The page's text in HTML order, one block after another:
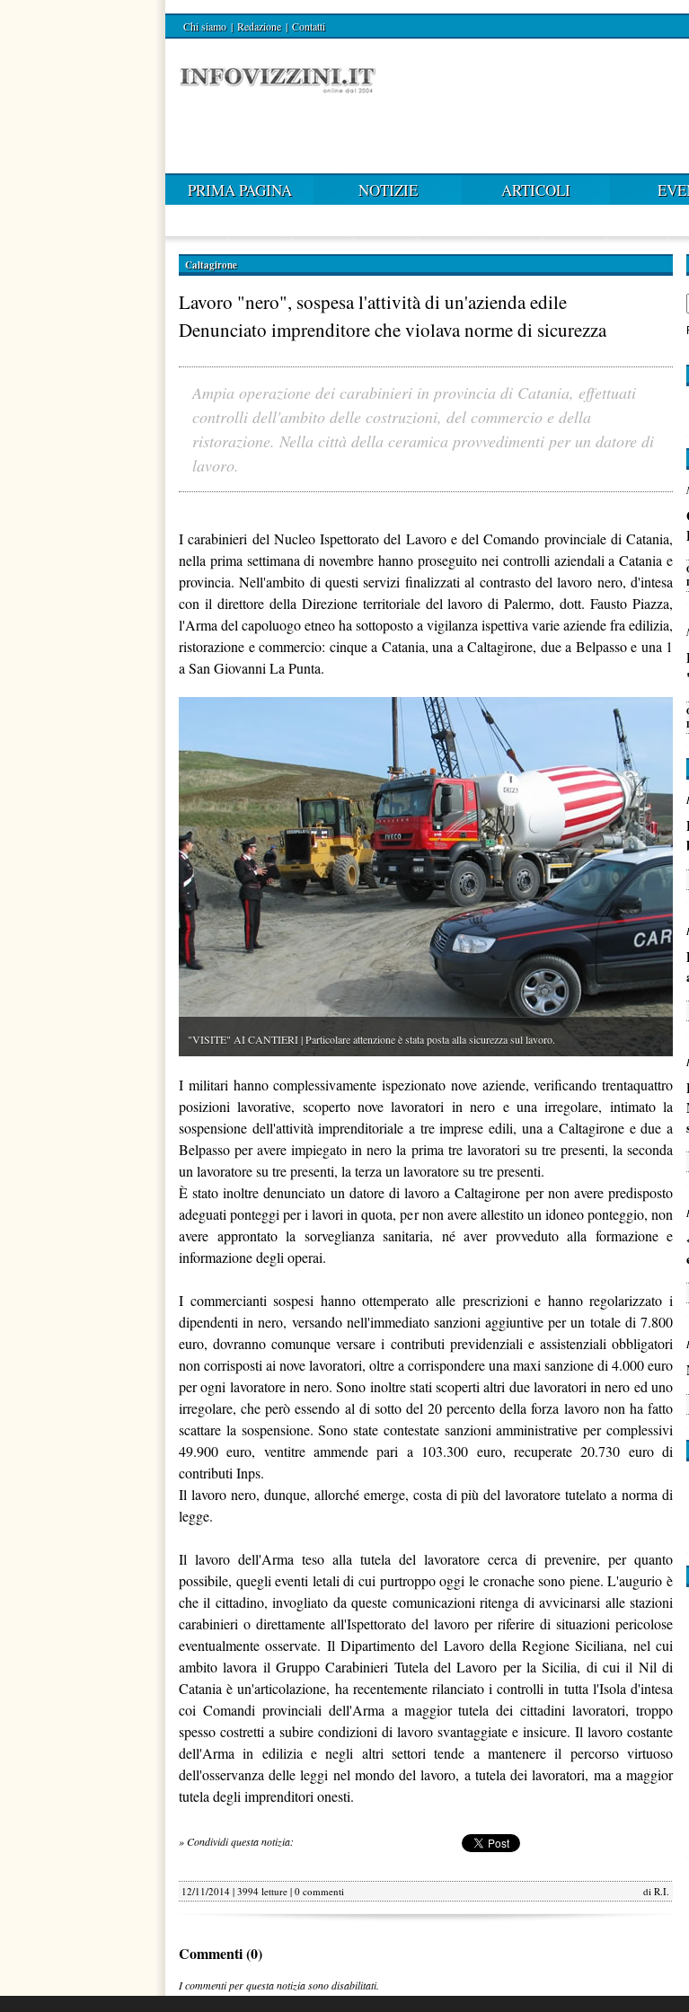
Chi siamo | Redazione | Contatti
PRIMA PAGINA NOTIZIE ARTICOLI
Caltagirone
Lavoro "nero", sospesa l'attività di un'azienda edile
Denunciato imprenditore che violava norme di sicurezza
Ampia operazione dei carabinieri in provincia di Catania, effettuati
controlli dell'ambito delle costruzioni, del commercio e della
ristorazione. Nella città della ceramica provvedimenti per un datore di
lavoro.
I carabinieri del Nucleo Ispettorato del Lavoro e del Comando provinciale di Catania,
nella prima settimana di novembre hanno proseguito nei controlli aziendali a Catania e
provincia. Nell'ambito di questi servizi finalizzati al contrasto del lavoro nero, d'intesa
con il direttore della Direzione territoriale del lavoro di Palermo, dott. Fausto Piazza,
l'Arma del capoluogo etneo ha sottoposto a vigilanza ispettiva varie aziende fra edilizia,
ristorazione e commercio: cinque a Catania, una a Caltagirone, due a Belpasso e una 1
a San Giovanni La Punta.
"VISITE" AI CANTIERI | Particolare attenzione è stata posta alla sicurezza sul lavoro.
I militari hanno complessivamente ispezionato nove aziende, verificando trentaquattro
posizioni lavorative, scoperto nove lavoratori in nero e una irregolare, intimato la
sospensione dell'attività imprenditoriale a tre imprese edili, una a Caltagirone e due a
Belpasso per avere impiegato in nero la prima tre lavoratori su tre presenti, la seconda
un lavoratore su tre presenti, la terza un lavoratore su tre presenti.
È stato inoltre denunciato un datore di lavoro a Caltagirone per non avere predisposto
adeguati ponteggi per i lavori in quota, per non avere allestito un idoneo ponteggio, non
avere approntato la sorveglianza sanitaria, né aver provveduto alla formazione e
informazione degli operai.
I commercianti sospesi hanno ottemperato alle prescrizioni e hanno regolarizzato i
dipendenti in nero, versando nell'immediato sanzioni aggiuntive per un totale di 7.800
euro, dovranno comunque versare i contributi previdenziali e assistenziali obbligatori
non corrisposti ai nove lavoratori, oltre a corrispondere una maxi sanzione di 4.000 euro
per ogni lavoratore in nero. Sono inoltre stati scoperti altri due lavoratori in nero ed uno
irregolare, che però essendo al di sotto del 20 percento della forza lavoro non ha fatto
scattare la sospensione. Sono state contestate sanzioni amministrative per complessivi
49.900 euro, ventitre ammende pari a 103.300 euro, recuperate 20.730 euro di
contributi Inps.
Il lavoro nero, dunque, allorché emerge, costa di più del lavoratore tutelato a norma di
legge.
Il lavoro dell'Arma teso alla tutela del lavoratore cerca di prevenire, per quanto
possibile, quegli eventi letali di cui purtroppo oggi le cronache sono piene. L'augurio è
che il cittadino, invogliato da queste comunicazioni ritenga di avvicinarsi alle stazioni
carabinieri o direttamente all'Ispettorato del lavoro per riferire di situazioni pericolose
eventualmente osservate. Il Dipartimento del Lavoro della Regione Siciliana, nel cui
ambito lavora il Gruppo Carabinieri Tutela del Lavoro per la Sicilia, di cui il Nil di
Catania è un'articolazione, ha recentemente rilanciato i controlli in tutta l'Isola d'intesa
coi Comandi provinciali dell'Arma a maggior tutela dei cittadini lavoratori, troppo
spesso costretti a subire condizioni di lavoro svantaggiate e insicure. Il lavoro costante
dell'Arma in edilizia e negli altri settori tende a mantenere il percorso virtuoso
dell'osservanza delle leggi nel mondo del lavoro, a tutela dei lavoratori, ma a maggior
tutela degli imprenditori onesti.
» Condividi questa notizia:
12/11/2014 | 3994 letture | 0 commenti di R.I.
Commenti (0)
I commenti per questa notizia sono disabilitati.